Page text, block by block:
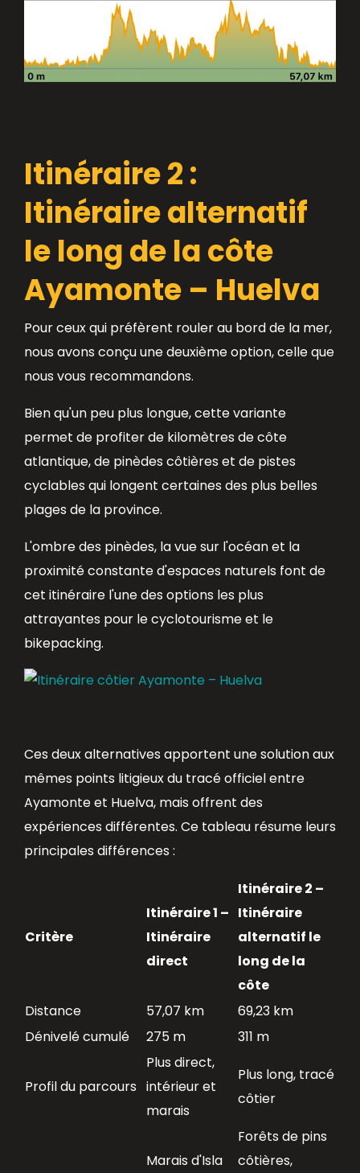
Itinéraire 2 :
Itinéraire alternatif
le long de la côte
Ayamonte – Huelva
Pour ceux qui préfèrent rouler au bord de la mer,
nous avons conçu une deuxième option, celle que
nous vous recommandons.
Bien qu'un peu plus longue, cette variante
permet de profiter de kilomètres de côte
atlantique, de pinèdes côtières et de pistes
cyclables qui longent certaines des plus belles
plages de la province.
L'ombre des pinèdes, la vue sur l'océan et la
proximité constante d'espaces naturels font de
cet itinéraire l'une des options les plus
attrayantes pour le cyclotourisme et le
bikepacking.
Ces deux alternatives apportent une solution aux
mêmes points litigieux du tracé officiel entre
Ayamonte et Huelva, mais offrent des
expériences différentes. Ce tableau résume leurs
principales différences :
Critère
Itinéraire 1 –
Itinéraire
direct
Itinéraire 2 –
Itinéraire
alternatif le
long de la
côte
Distance
57,07 km
69,23 km
Dénivelé cumulé
275 m 311 m
Profil du parcours
Plus direct,
intérieur et
marais
Plus long, tracé
côtier
Marais d'Isla
Forêts de pins
côtières,